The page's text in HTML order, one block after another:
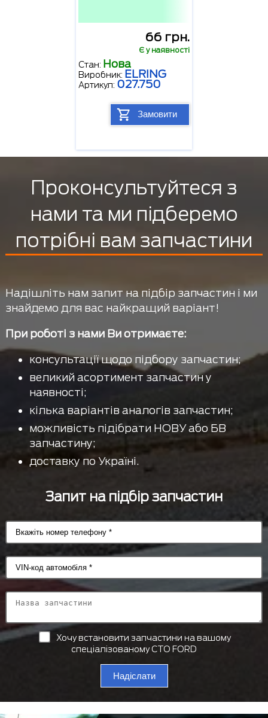
66 грн.
Є у наявності
Стан: Нова
Виробник: ELRING
Артикул: 027.750
Замовити
Проконсультуйтеся з
нами та ми підберемо
потрібні вам запчастини
Надішліть нам запит на підбір запчастин і ми
знайдемо для вас найкращий варіант!
При роботі з нами Ви отримаєте:
консультації щодо підбору запчастин;
великий асортимент запчастин у
наявності;
кілька варіантів аналогів запчастин;
можливість підібрати НОВУ або БВ
запчастину;
доставку по Україні.
Запит на підбір запчастин
Хочу встановити запчастини на вашому
спеціалізованому СТО FORD
Надіслати